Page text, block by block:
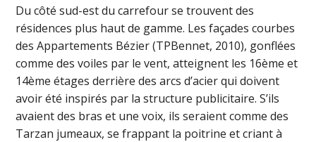
Du côté sud-est du carrefour se trouvent des
résidences plus haut de gamme. Les façades courbes
des Appartements Bézier (TPBennet, 2010), gonflées
comme des voiles par le vent, atteignent les 16ème et
14ème étages derrière des arcs d’acier qui doivent
avoir été inspirés par la structure publicitaire. S’ils
avaient des bras et une voix, ils seraient comme des
Tarzan jumeaux, se frappant la poitrine et criant à